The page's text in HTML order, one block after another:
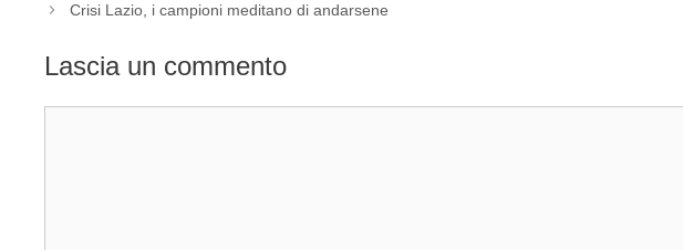
Crisi Lazio, i campioni meditano di andarsene
Lascia un commento